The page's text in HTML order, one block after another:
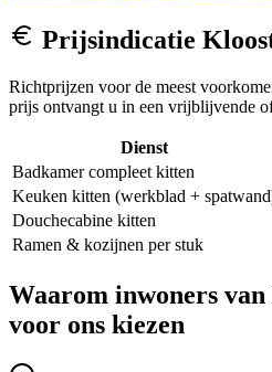
Prijsindicatie
Richtprijzen voor de meest
prijs ontvangt u in een vrijblijvende
Dienst
Badkamer compleet kitten
Keuken kitten (werkblad +
Douchecabine kitten
Ramen & kozijnen per stuk
Waarom inwoners van
voor ons kiezen